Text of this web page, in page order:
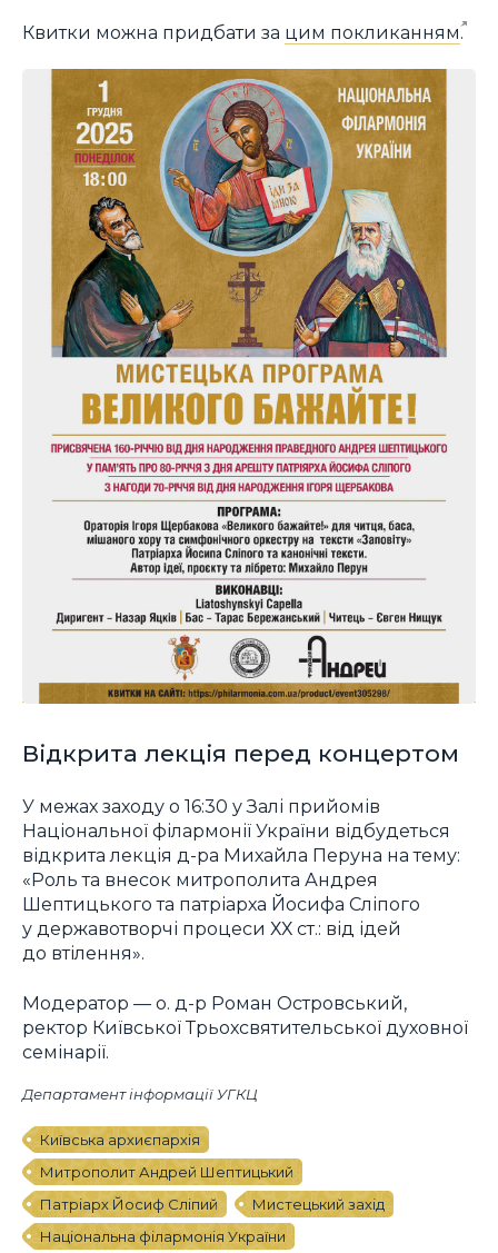
Квитки можна придбати за цим покликанням.
Відкрита лекція перед концертом
У межах заходу о 16:30 у Залі прийомів
Національної філармонії України відбудеться
відкрита лекція д-ра Михайла Перуна на тему:
«Роль та внесок митрополита Андрея
Шептицького та патріарха Йосифа Сліпого
у державотворчі процеси ХХ ст.: від ідей
до втілення».
Модератор — о. д-р Роман Островський,
ректор Київської Трьохсвятительської духовної
семінарії.
Департамент інформації УГКЦ
Київська архиєпархія
Митрополит Андрей Шептицький
Патріарх Йосиф Сліпий
Мистецький захід
Національна філармонія України